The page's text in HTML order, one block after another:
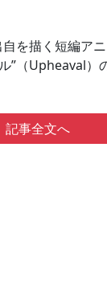
を描く短編ア
”（Upheaval）
記事全文へ